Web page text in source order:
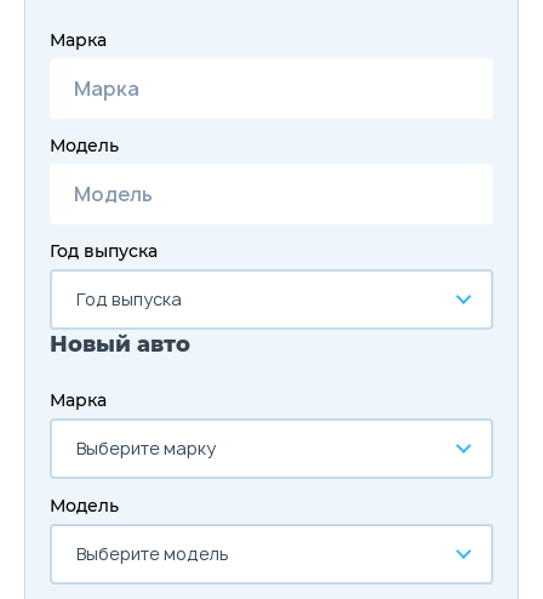
Марка
Модель
Год выпуска
Год выпуска
Новый авто
Марка
Выберите марку
Модель
Выберите модель